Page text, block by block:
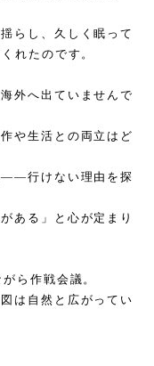
らし、久しく眠って
れたのです。
外へ出ていませんで
や生活との両立はど
――行けない理由を探
ある」と心が定まり
ら作戦会議。
は自然と広がってい